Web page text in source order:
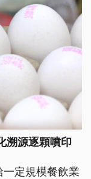
溯源逐顆噴印
定規模餐飲業